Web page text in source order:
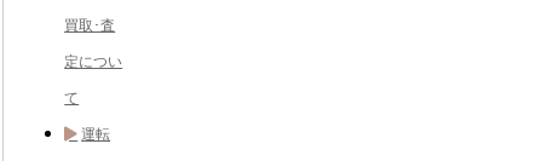
買取･査
定につい
て
運転